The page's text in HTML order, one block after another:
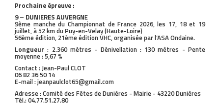
Prochaine épreuve :
9 – DUNIERES AUVERGNE
9ème manche du Championnat de France 2026, les 17, 18 et 19
juillet, à 52 km du Puy-en-Velay (Haute-Loire)
56ème édition, 21ème édition VHC, organisée par l’ASA Ondaine.
Longueur: 2.360 mètres - Dénivellation : 130 mètres - Pente
moyenne : 5,67 %
Contact : Jean-Paul CLOT
06 82 36 50 14
E-mail : jeanpaulclot65@gmail.com
Adresse : Comité des Fêtes de Dunières - Mairie - 43220 Dunières
Tél.: 04.77.51.27.80